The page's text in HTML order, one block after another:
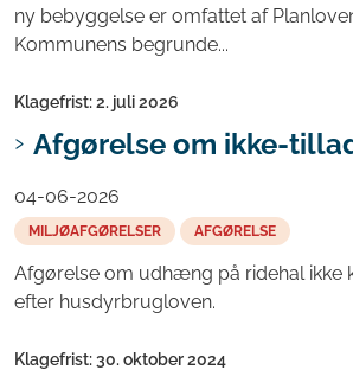
ny bebyggelse er omfattet af
Kommunens begrunde...
Klagefrist: 2. juli 2026
Afgørelse om ikke-
04-06-2026
MILJØAFGØRELSER AFGØRELSE
Afgørelse om udhæng på ridehal ikke
efter husdyrbrugloven.
Klagefrist: 30. oktober 2024